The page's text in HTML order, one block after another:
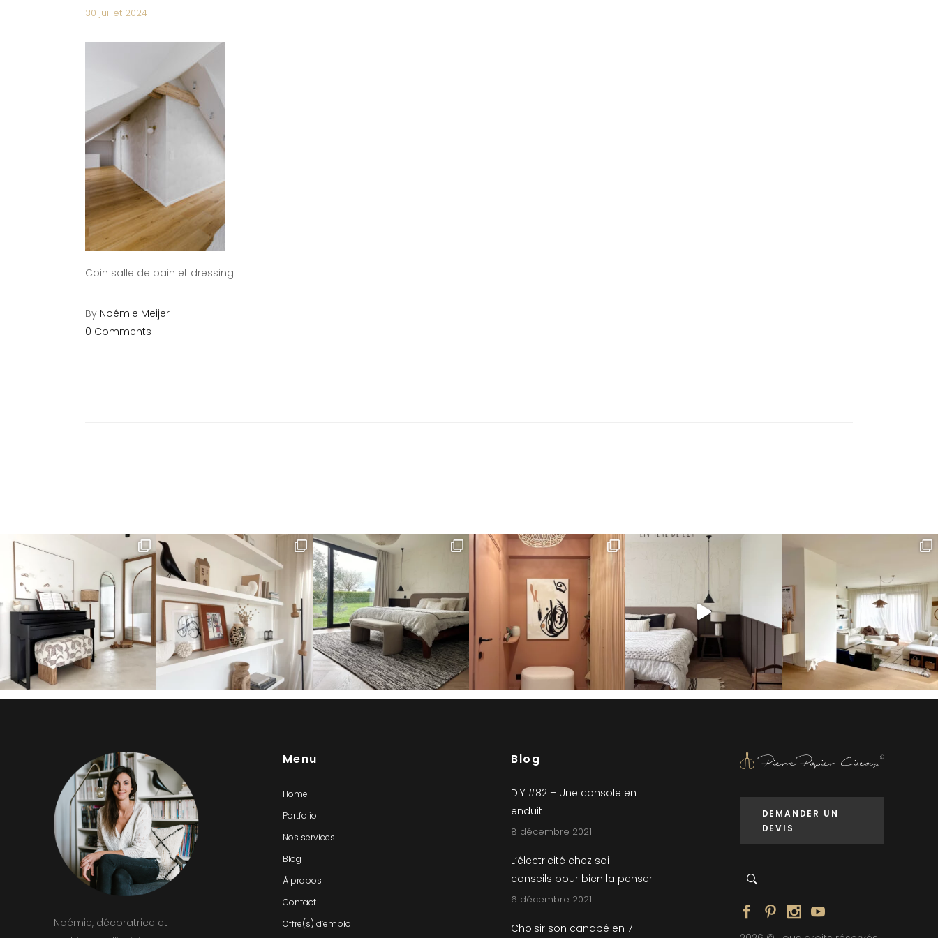
30 juillet 2024
Coin salle de bain et dressing
By Noémie Meijer
0 Comments
Noémie, décoratrice et
Menu
Home
Portfolio
Nos services
Blog
À propos
Contact
Offre(s) d’emploi
Blog
DIY #82 – Une console en
enduit
8 décembre 2021
L’électricité chez soi :
conseils pour bien la penser
6 décembre 2021
Choisir son canapé en 7
DEMANDER UN
DEVIS